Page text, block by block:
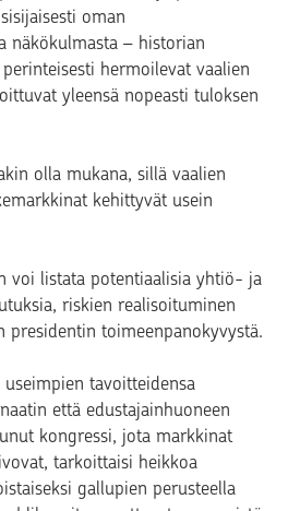
oman
näkökulmasta – historian
hermoilevat vaalien
yleensä nopeasti tuloksen
olla mukana, sillä vaalien
kehittyvät usein
voi listata potentiaalisia yhtiö- ja
riskien realisoituminen
toimeenpanokyvystä.
tavoitteidensa
että edustajainhuoneen
kongressi, jota markkinat
tarkoittaisi heikkoa
gallupien perusteella